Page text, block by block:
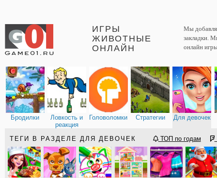
ИГРЫ
ЖИВОТНЫЕ
ОНЛАЙН
Мы
закладки.
онлайн
Бродилки
Ловкость и
реакция
Головоломки Стратегии Для девочек
ТЕГИ В РАЗДЕЛЕ ДЛЯ ДЕВОЧЕК ТОП по годам